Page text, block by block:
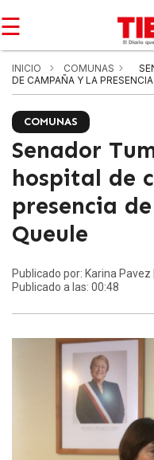
☰
INICIO COMUNAS
DE CAMPAÑA Y LA
COMUNAS
Senador
hospital de
presencia
Queule
Publicado por: Karina Pavez |
Publicado a las: 00:48